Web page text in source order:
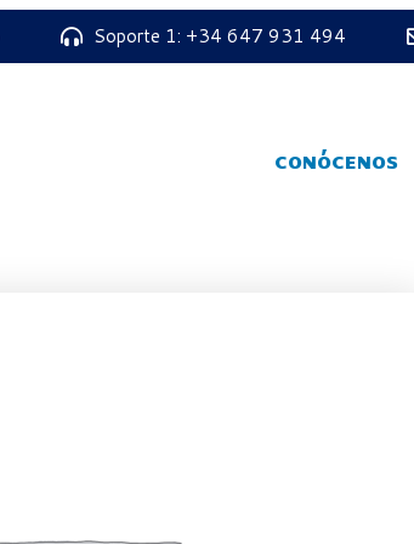
Soporte 1: +34 647 931 494
CONÓCENOS